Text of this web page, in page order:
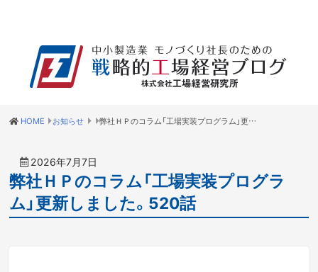
HOME お知らせ 弊社ＨＰのコラム「工場実装プログラム」更新しました。520話
2026年7月7日
弊社ＨＰのコラム「工場実装プログラ
ム」更新しました。520話